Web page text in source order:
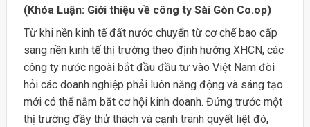
(Khóa Luận: Giới thiệu về công ty Sài Gòn Co.op)
Từ khi nền kinh tế đất nước chuyển từ cơ chế bao cấp
sang nền kinh tế thị trường theo định hướng XHCN, các
công ty nước ngoài bắt đầu đầu tư vào Việt Nam đòi
hỏi các doanh nghiệp phải luôn năng động và sáng tạo
mới có thể nắm bắt cơ hội kinh doanh. Đứng trước một
thị trường đầy thử thách và cạnh tranh quyết liệt đó,